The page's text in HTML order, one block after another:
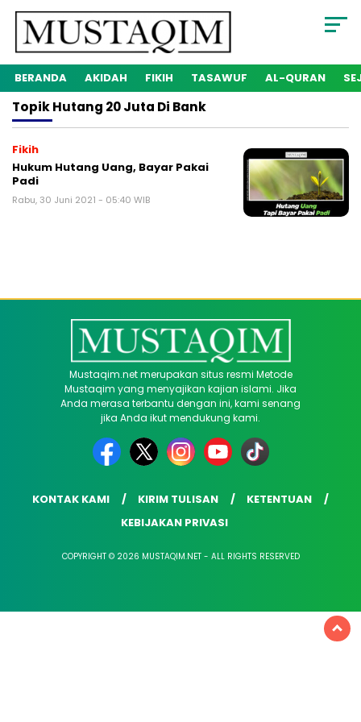
BERANDA AKIDAH FIKIH TASAWUF AL-QURAN
TopikHutang 20 Juta Di Bank
Fikih
Hukum Hutang Uang, Bayar Pakai
Padi
Rabu, 30 Juni 2021 - 05:40 WIB
Mustaqim.net merupakan situs resmi Metode
Mustaqim yang menyajikan kajian islami. Jika
Anda merasa terbantu dengan ini, kami senang
jika Anda ikut mendukung kami.
KONTAK KAMI KIRIM TULISAN
KETENTUAN
KEBIJAKAN PRIVASI
COPYRIGHT © 2026 MUSTAQIM.NET - ALL RIGHTS RESERVED